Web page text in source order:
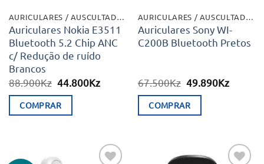
AURICULARES / AUSCULTADORES
Auriculares Nokia E3511
Bluetooth 5.2 Chip ANC
c/ Redução de ruído
Brancos
88.900Kz O
original
era:
44.800KzO
COMPRAR
AURICULARES / AUSCULTADORES
Auriculares Sony WI-
C200B Bluetooth Pretos
67.500Kz O
original
era:
49.890KzO
COMPRAR